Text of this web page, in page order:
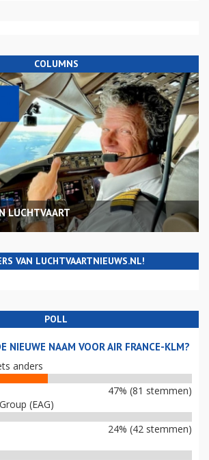
COLUMNS
LUCHTVAART
VAN LUCHTVAARTNIEUWS.NL!
POLL
NIEUWE NAAM VOOR AIR FRANCE-KLM?
anders
47% (81 stemmen)
(EAG)
24% (42 stemmen)